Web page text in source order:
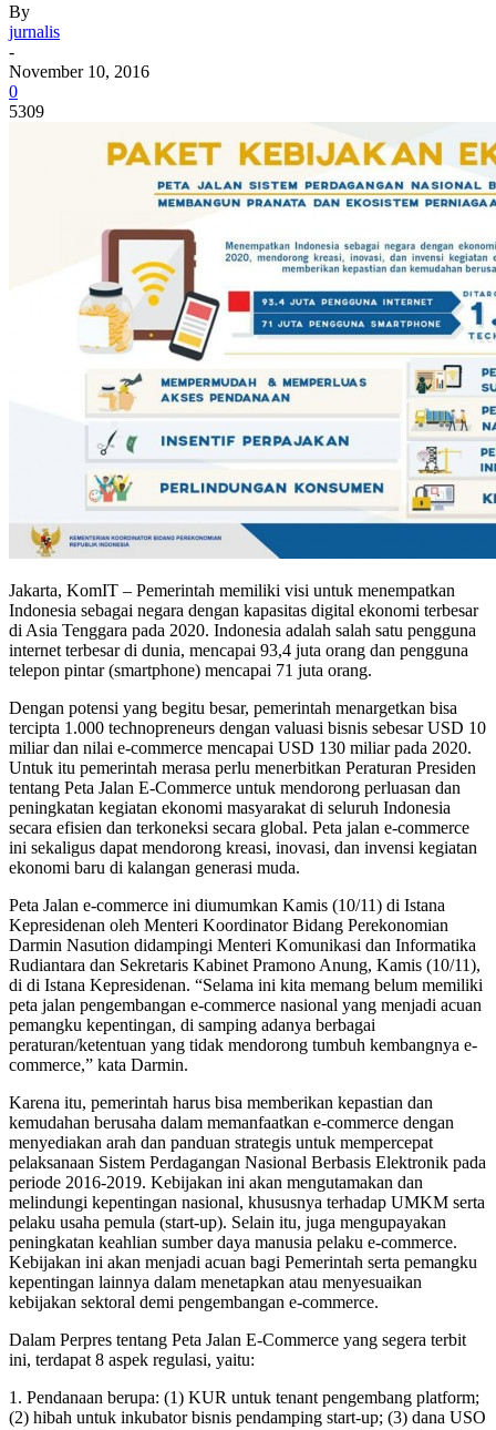
By
jurnalis
-
November 10, 2016
0
5309
Jakarta, KomIT – Pemerintah memiliki visi untuk menempatkan
Indonesia sebagai negara dengan kapasitas digital ekonomi terbesar
di Asia Tenggara pada 2020. Indonesia adalah salah satu pengguna
internet terbesar di dunia, mencapai 93,4 juta orang dan pengguna
telepon pintar (smartphone) mencapai 71 juta orang.
Dengan potensi yang begitu besar, pemerintah menargetkan bisa
tercipta 1.000 technopreneurs dengan valuasi bisnis sebesar USD 10
miliar dan nilai e-commerce mencapai USD 130 miliar pada 2020.
Untuk itu pemerintah merasa perlu menerbitkan Peraturan Presiden
tentang Peta Jalan E-Commerce untuk mendorong perluasan dan
peningkatan kegiatan ekonomi masyarakat di seluruh Indonesia
secara efisien dan terkoneksi secara global. Peta jalan e-commerce
ini sekaligus dapat mendorong kreasi, inovasi, dan invensi kegiatan
ekonomi baru di kalangan generasi muda.
Peta Jalan e-commerce ini diumumkan Kamis (10/11) di Istana
Kepresidenan oleh Menteri Koordinator Bidang Perekonomian
Darmin Nasution didampingi Menteri Komunikasi dan Informatika
Rudiantara dan Sekretaris Kabinet Pramono Anung, Kamis (10/11),
di di Istana Kepresidenan. “Selama ini kita memang belum memiliki
peta jalan pengembangan e-commerce nasional yang menjadi acuan
pemangku kepentingan, di samping adanya berbagai
peraturan/ketentuan yang tidak mendorong tumbuh kembangnya e-
commerce,” kata Darmin.
Karena itu, pemerintah harus bisa memberikan kepastian dan
kemudahan berusaha dalam memanfaatkan e-commerce dengan
menyediakan arah dan panduan strategis untuk mempercepat
pelaksanaan Sistem Perdagangan Nasional Berbasis Elektronik pada
periode 2016-2019. Kebijakan ini akan mengutamakan dan
melindungi kepentingan nasional, khususnya terhadap UMKM serta
pelaku usaha pemula (start-up). Selain itu, juga mengupayakan
peningkatan keahlian sumber daya manusia pelaku e-commerce.
Kebijakan ini akan menjadi acuan bagi Pemerintah serta pemangku
kepentingan lainnya dalam menetapkan atau menyesuaikan
kebijakan sektoral demi pengembangan e-commerce.
Dalam Perpres tentang Peta Jalan E-Commerce yang segera terbit
ini, terdapat 8 aspek regulasi, yaitu:
1. Pendanaan berupa: (1) KUR untuk tenant pengembang platform;
(2) hibah untuk inkubator bisnis pendamping start-up; (3) dana USO